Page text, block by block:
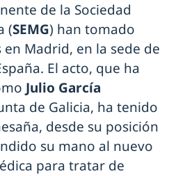
de la Sociedad
(SEMG) han tomado
Madrid, en la sede de
El acto, que ha
Julio García
de Galicia, ha tenido
desde su posición
su mano al nuevo
para tratar de